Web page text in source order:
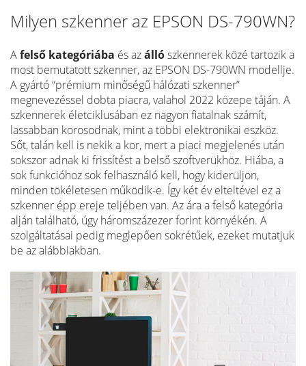
Milyen szkenner az EPSON DS-790WN?
Afelső kategóriába és azállószkennerek közé tartozik a
most bemutatott szkenner, az EPSON DS-790WN modellje.
A gyártó “prémium minőségű hálózati szkenner”
megnevezéssel dobta piacra, valahol 2022 közepe táján. A
szkennerek életciklusában ez nagyon fiatalnak számít,
lassabban korosodnak, mint a többi elektronikai eszköz.
Sőt, talán kell is nekik a kor, mert a piaci megjelenés után
sokszor adnak ki frissítést a belső szoftverükhöz. Hiába, a
sok funkcióhoz sok felhasználó kell, hogy kiderüljön,
minden tökéletesen működik-e. Így két év elteltével ez a
szkenner épp ereje teljében van. Az ára a felső kategória
alján található, úgy háromszázezer forint környékén. A
szolgáltatásai pedig meglepően sokrétűek, ezeket mutatjuk
be az alábbiakban.